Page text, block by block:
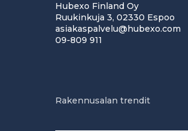
Hubexo Finland Oy
Ruukinkuja 3, 02330 Espoo
asiakaspalvelu@hubexo.com
09-809 911
Rakennusalan trendit